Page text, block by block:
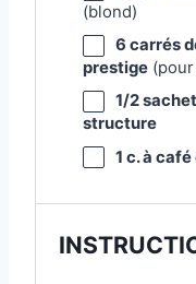
(blond)
6 carrés
prestige
1/2sachet
structure
1 c. à café